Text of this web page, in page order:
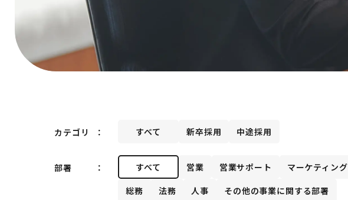
カテゴリ すべて 新卒採用 中途採用
部署 すべて 営業 営業サポート マーケティング
総務
法務 人事 その他の事業に関する部署